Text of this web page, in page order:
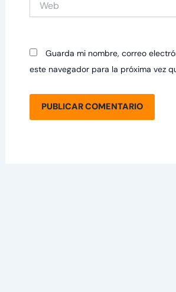
Guarda mi nombre, correo
este navegador para la próxima vez